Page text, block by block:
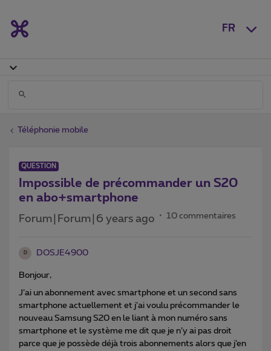
FR
Téléphonie mobile
QUESTION
Impossible de précommander un S20
en abo+smartphone
Forum|Forum|6 years ago 10 commentaires
D DOSJE4900
Bonjour,
J’ai un abonnement avec smartphone et un second sans
smartphone actuellement et j’ai voulu précommander le
nouveau Samsung S20 en le liant à mon numéro sans
smartphone et le système me dit que je n’y ai pas droit
parce que je possède déjà trois abonnements alors que j’en